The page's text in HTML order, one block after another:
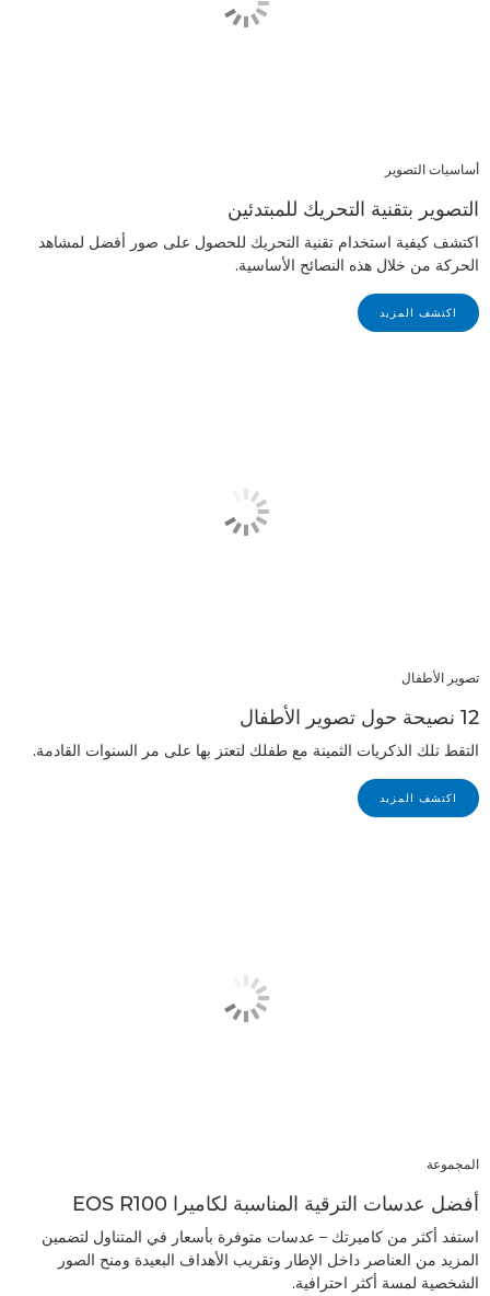
أساسيات التصوير
التصوير بتقنية التحريك للمبتدئين
اكتشف كيفية استخدام تقنية التحريك للحصول على صور أفضل لمشاهد
الحركة من خلال هذه النصائح الأساسية.
اكتشف المزيد
تصوير الأطفال
12 نصيحة حول تصوير الأطفال
التقط تلك الذكريات الثمينة مع طفلك لتعتز بها على مر السنوات القادمة.
اكتشف المزيد
المجموعة
أفضل عدسات الترقية المناسبة لكاميرا EOS R100
استفد أكثر من كاميرتك – عدسات متوفرة بأسعار في المتناول لتضمين
المزيد من العناصر داخل الإطار وتقريب الأهداف البعيدة ومنح الصور
الشخصية لمسة أكثر احترافية.